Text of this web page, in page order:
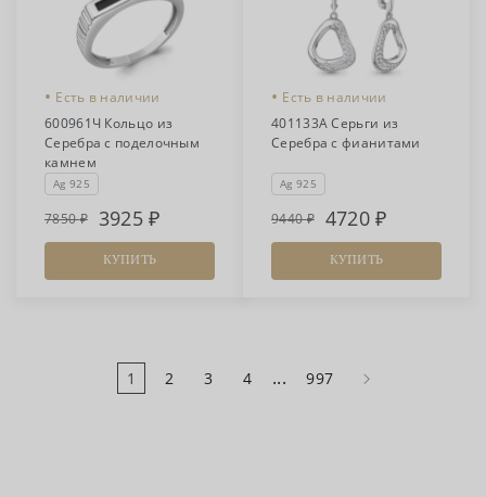
• Есть в наличии
600961Ч Кольцо из
Серебра с поделочным
камнем
Ag 925
7850 3925
КУПИТЬ
• Есть в наличии
401133А Серьги из
Серебра с фианитами
Ag 925
9440 4720
КУПИТЬ
1 2 3 4 ... 997